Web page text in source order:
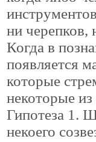
ни черепков,
Когда в
появляется
которые
некоторые
Гипотеза 1.
некоего